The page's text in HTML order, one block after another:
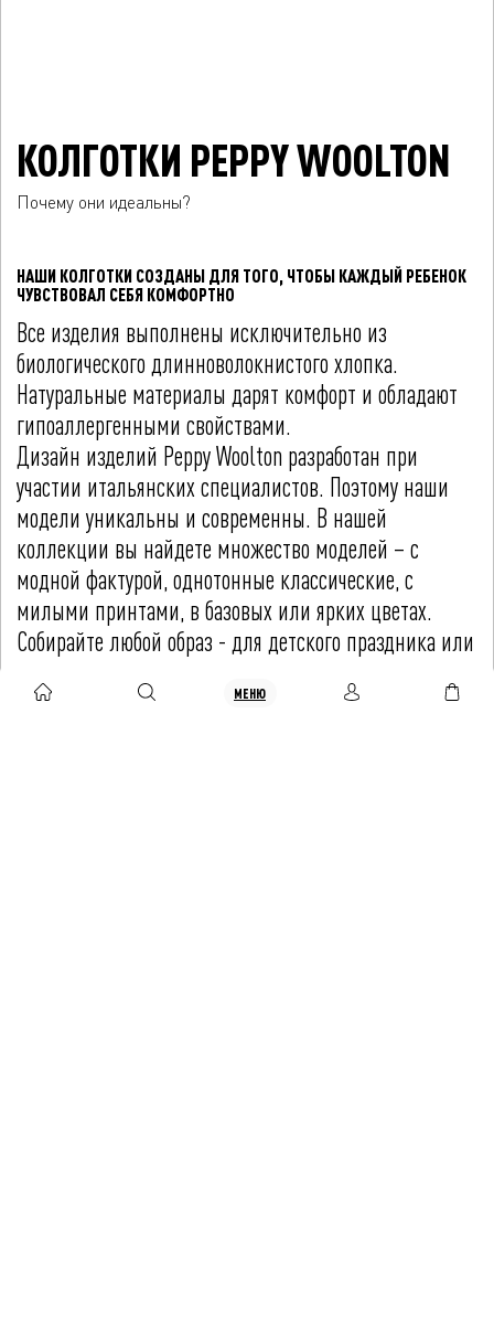
КОЛГОТКИ PEPPY WOOLTON
Почему они идеальны?
НАШИ КОЛГОТКИ СОЗДАНЫ ДЛЯ ТОГО, ЧТОБЫ КАЖДЫЙ РЕБЕНОК
ЧУВСТВОВАЛ СЕБЯ КОМФОРТНО
Все изделия выполнены исключительно из
биологического длинноволокнистого хлопка.
Натуральные материалы дарят комфорт и обладают
гипоаллергенными свойствами.
Дизайн изделий Peppy Woolton разработан при
участии итальянских специалистов. Поэтому наши
модели уникальны и современны. В нашей
коллекции вы найдете множество моделей – с
модной фактурой, однотонные классические, с
милыми принтами, в базовых или ярких цветах.
Собирайте любой образ - для детского праздника или
МЕНЮ